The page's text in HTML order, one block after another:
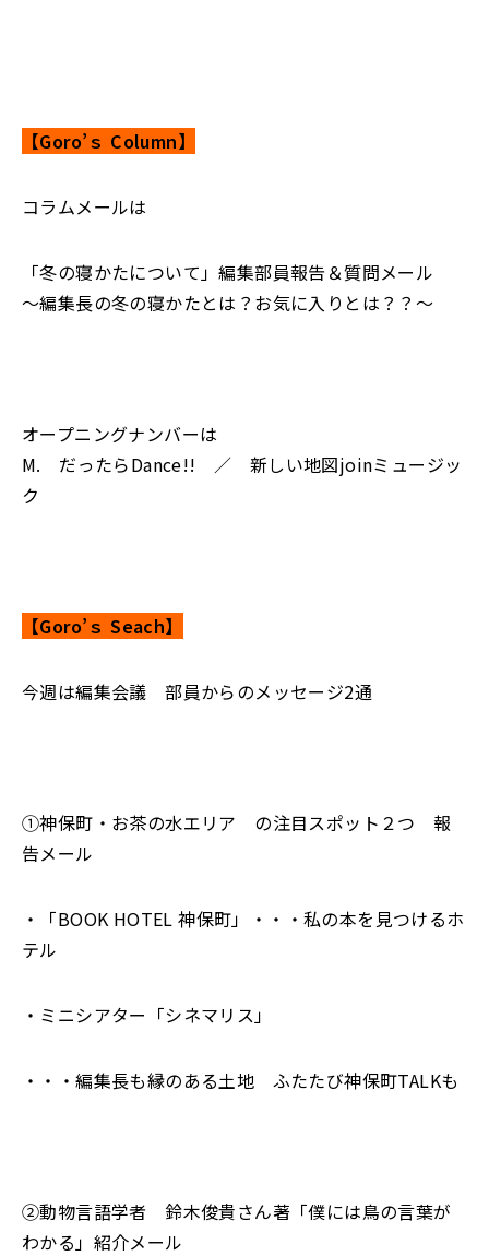
【Goro’ｓ Column】
コラムメールは
「冬の寝かたについて」編集部員報告＆質問メール
～編集長の冬の寝かたとは？お気に入りとは？？～
オープニングナンバーは
M. だったらDance!! ／ 新しい地図joinミュージッ
ク
【Goro’ｓ Seach】
今週は編集会議 部員からのメッセージ2通
①神保町・お茶の水エリア の注目スポット２つ 報
告メール
・「BOOK HOTEL 神保町」・・・私の本を見つけるホ
テル
・ミニシアター「シネマリス」
・・・編集長も縁のある土地 ふたたび神保町TALKも
②動物言語学者 鈴木俊貴さん著「僕には鳥の言葉が
わかる」紹介メール